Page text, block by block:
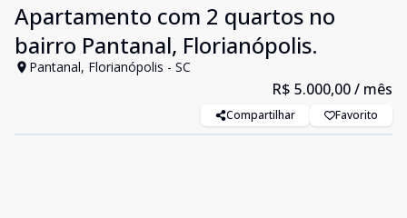
Apartamento com 2 quartos no
bairro Pantanal, Florianópolis.
Pantanal, Florianópolis - SC
R$ 5.000,00/ mês
Compartilhar Favorito